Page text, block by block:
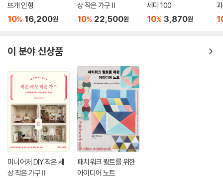
뜨개 인형
10% 16,200원
상 작은 가구 Ⅱ
10% 22,500원
세미 100
10% 3,870원
이 분야 신상품
미니어처 DIY 작은 세
상 작은 가구 Ⅱ
패치워크 퀼트를 위한
아이디어 노트